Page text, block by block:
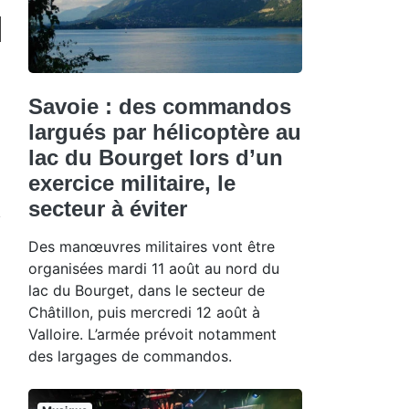
Savoie : des commandos
largués par hélicoptère au
lac du Bourget lors d’un
exercice militaire, le
secteur à éviter
Des manœuvres militaires vont être
organisées mardi 11 août au nord du
lac du Bourget, dans le secteur de
Châtillon, puis mercredi 12 août à
Valloire. L’armée prévoit notamment
des largages de commandos.